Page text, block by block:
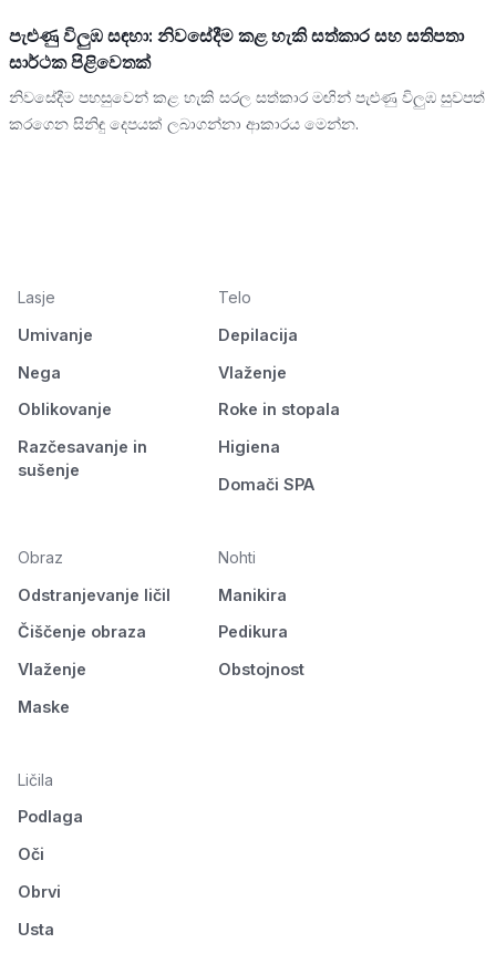
පැළුණු විලුඹ සඳහා: නිවසේදීම කළ හැකි සත්කාර සහ සතිපතා
සාර්ථක පිළිවෙතක්
නිවසේදීම පහසුවෙන් කළ හැකි සරල සත්කාර මඟින් පැළුණු විලුඹ සුවපත්
කරගෙන සිනිඳු දෙපයක් ලබාගන්නා ආකාරය මෙන්න.
Lasje
Umivanje
Nega
Oblikovanje
Razčesavanje in
sušenje
Telo
Depilacija
Vlaženje
Roke in stopala
Higiena
Domači SPA
Obraz
Odstranjevanje ličil
Čiščenje obraza
Vlaženje
Maske
Nohti
Manikira
Pedikura
Obstojnost
Ličila
Podlaga
Oči
Obrvi
Usta